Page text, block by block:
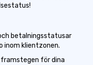
betalningsstatusar
inom klientzonen.
framstegen för dina